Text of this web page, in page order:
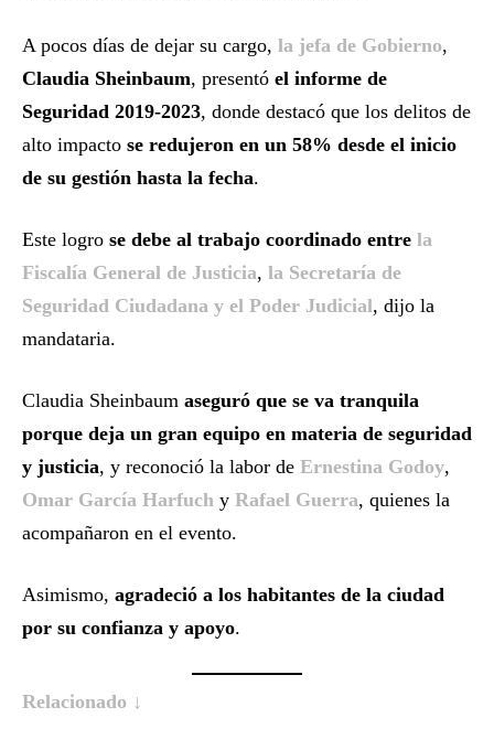
A pocos días de dejar su cargo, la jefa de Gobierno,
Claudia Sheinbaum, presentó el informe de
Seguridad 2019-2023, donde destacó que los delitos de
alto impacto se redujeron en un 58% desde el inicio
de su gestión hasta la fecha.
Este logro se debe al trabajo coordinado entre la
Fiscalía General de Justicia, la Secretaría de
Seguridad Ciudadana y el Poder Judicial, dijo la
mandataria.
Claudia Sheinbaum aseguró que se va tranquila
porque deja un gran equipo en materia de seguridad
y justicia, y reconoció la labor de Ernestina Godoy,
Omar García Harfuch y Rafael Guerra, quienes la
acompañaron en el evento.
Asimismo, agradeció a los habitantes de la ciudad
por su confianza y apoyo.
Relacionado ↓